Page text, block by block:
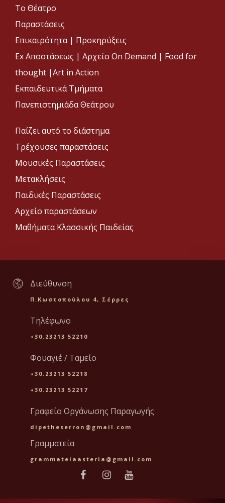
Το Θέατρο
Παραστάσεις
Επικαιρότητα | Προκηρύξεις
Ex Αποστάσεως | Αρχείο On Demand | Food for
thought |Art in Action
Εκπαιδευτικά Τμήματα
Πανεπιστημιάδα Θεάτρου
Παίζει αυτό το διάστημα
Τρέχουσες παραστάσεις
Μουσικές Παραστάσεις
Μετακλήσεις
Παιδικές Παραστάσεις
Αρχείο παραστάσεων
Μαθήματα Κλασσικής Παιδείας
Διεύθυνση
Π.Κωστοπούλου 4, Σέρρες
Τηλέφωνο
+30.23213 52210
Φουαγιέ / Ταμείο
+30.23213 52218
+30.23213 52217
Γραφείο Οργάνωσης Παραγωγής
dipetheserron@gmail.com
Γραμματεία
grammateiaasteria@gmail.com